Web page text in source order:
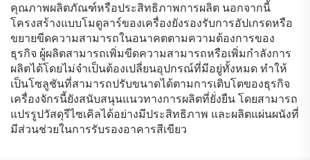
คุณภาพผลิตภัณฑ์หรือประสิทธิภาพการผลิต นอกจากนี้
โครงสร้างแบบโมดูลาร์ของเครื่องยังรองรับการอัปเกรดหรือ
ขยายขีดความสามารถในอนาคตตามความต้องการของ
ธุรกิจ ผู้ผลิตสามารถเพิ่มขีดความสามารถหรือเพิ่มกำลังการ
ผลิตได้โดยไม่จำเป็นต้องเปลี่ยนอุปกรณ์ที่มีอยู่ทั้งหมด ทำให้
เป็นโซลูชันที่สามารถปรับขนาดได้ตามการเติบโตของธุรกิจ
เครื่องจักรนี้ยังสนับสนุนแนวทางการผลิตที่ยั่งยืน โดยสามารถ
แปรรูปวัสดุรีไซเคิลได้อย่างมีประสิทธิภาพ และผลิตแผ่นผนังที่
มีส่วนช่วยในการรับรองอาคารสีเขียว